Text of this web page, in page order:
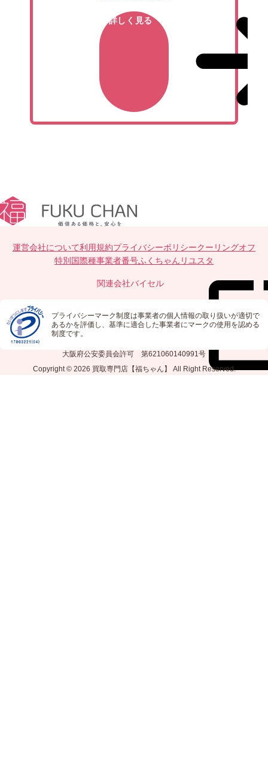
詳しく見る
運営会社について利用規約プライバシーポリシークーリングオフ
特別国際種事業者番号ふくちゃんリユスタ
関連会社バイセル
プライバシーマーク制度は事業者の個人情報の取り扱いが適切で
あるかを評価し、基準に適合した事業者にマークの使用を認める
制度です。
大阪府公安委員会許可 第621060140991号
Copyright © 2026 買取専門店【福ちゃん】 All Right Reserved.